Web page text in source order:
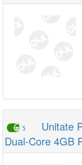
5
Unitate
Dual-Core 4GB